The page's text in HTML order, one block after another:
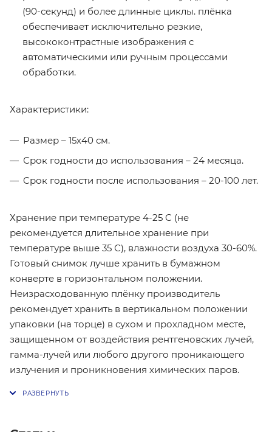
(90-секунд) и более длинные циклы. плёнка
обеспечивает исключительно резкие,
высококонтрастные изображения с
автоматическими или ручным процессами
обработки.
Характеристики:
Размер – 15х40 см.
Срок годности до использования – 24 месяца.
Cрок годности после использования – 20-100 лет.
Хранение при температуре 4-25 C (не
рекомендуется длительное хранение при
температуре выше 35 С), влажности воздуха 30-60%.
Готовый снимок лучше хранить в бумажном
конверте в горизонтальном положении.
Неизрасходованную плёнку производитель
рекомендует хранить в вертикальном положении
упаковки (на торце) в сухом и прохладном месте,
защищенном от воздействия рентгеновских лучей,
гамма-лучей или любого другого проникающего
излучения и проникновения химических паров.